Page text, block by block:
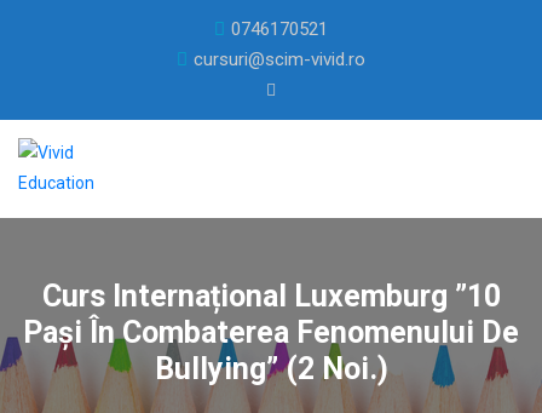
0746170521
cursuri@scim-vivid.ro
Curs Internațional Luxemburg ”10
Pași În Combaterea Fenomenului De
Bullying” (2 Noi.)